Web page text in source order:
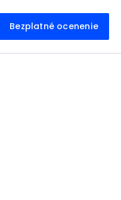
Bezplatné ocenenie